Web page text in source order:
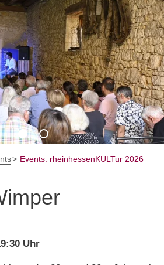
& Genuss
& Events
& Unterkünfte
Karte
Rheinhessen Blog
Events: rheinhessenKULTur 2026
Uhr